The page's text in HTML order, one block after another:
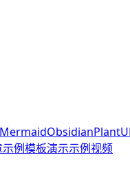
MermaidObsidian
例模板演示示例视频